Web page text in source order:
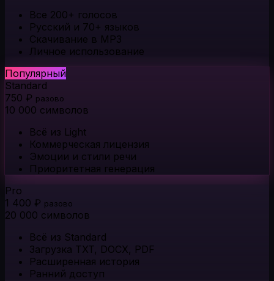
Все 200+ голосов
Русский и 70+ языков
Скачивание в MP3
Личное использование
Популярный
Standard
750 ₽ разово
10 000 символов
Всё из Light
Коммерческая лицензия
Эмоции и стили речи
Приоритетная генерация
Pro
1 400 ₽ разово
20 000 символов
Всё из Standard
Загрузка TXT, DOCX, PDF
Расширенная история
Ранний доступ